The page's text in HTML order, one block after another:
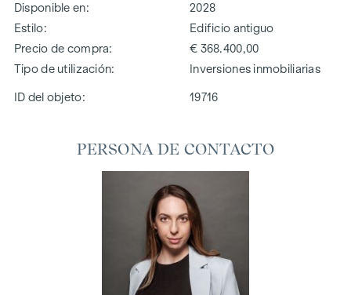
Disponible en
2028
Estilo
Edificio antiguo
Precio de compra
€ 368.400,00
Tipo de utilización
Inversiones inmobiliarias
ID del objeto: 19716
PERSONA DE CONTACTO